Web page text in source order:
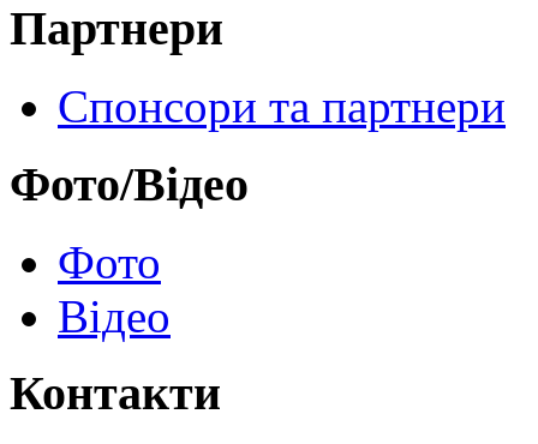
Партнери
Спонсори та партнери
Фото/Відео
Фото
Відео
Контакти